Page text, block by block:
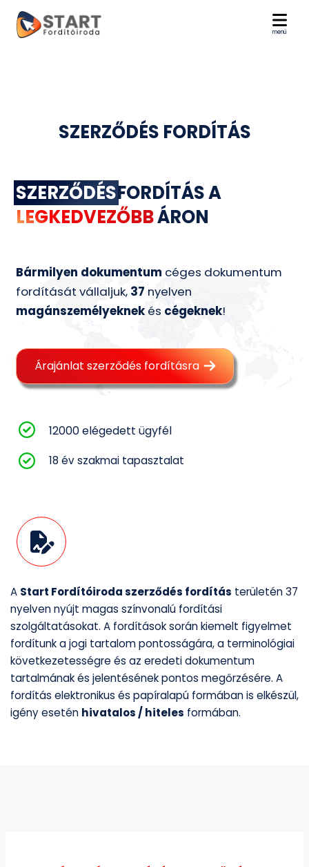
menü
SZERZŐDÉS FORDÍTÁS
SZERZŐDÉSFORDÍTÁS A
LEGKEDVEZŐBBÁRON
Bármilyen dokumentum céges dokumentum
fordítását vállaljuk, 37 nyelven
magánszemélyeknekés cégeknek!
Árajánlat szerződés fordításra
12000 elégedett ügyfél
18 év szakmai tapasztalat
A Start Fordítóiroda szerződés fordítás területén 37
nyelven nyújt magas színvonalú fordítási
szolgáltatásokat. A fordítások során kiemelt figyelmet
fordítunk a jogi tartalom pontosságára, a terminológiai
következetességre és az eredeti dokumentum
tartalmának és jelentésének pontos megőrzésére. A
fordítás elektronikus és papíralapú formában is elkészül,
igény esetén hivatalos / hiteles formában.